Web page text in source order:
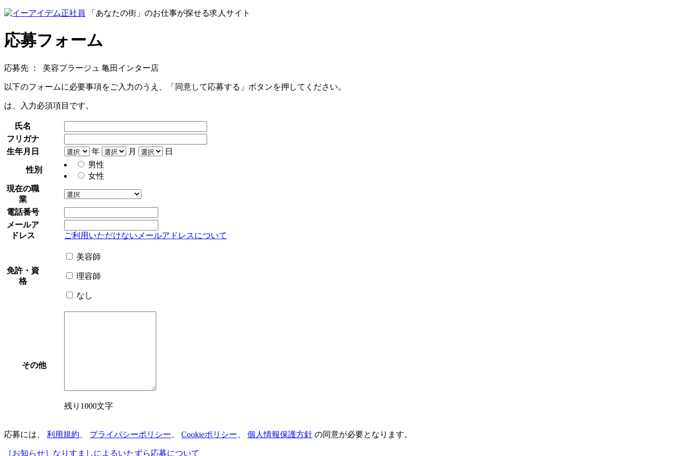
「あなたの街」のお仕事が探せる求人サイト
応募フォーム
応募先 ： 美容プラージュ 亀田インター店
以下のフォームに必要事項をご入力のうえ、「同意して応募する」ボタンを押してください。
は、入力必須項目です。
氏名
フリガナ
生年月日
年 月 日
性別
男性
女性
現在の職
業
電話番号
メールア
ドレス
ご利用いただけないメールアドレスについて
免許・資
格
美容師
理容師
なし
その他
残り1000文字
応募には、 利用規約 プライバシーポリシー Cookieポリシー 個人情報保護方針 の同意が必要となります。
［お知らせ］なりすましによるいたずら応募について